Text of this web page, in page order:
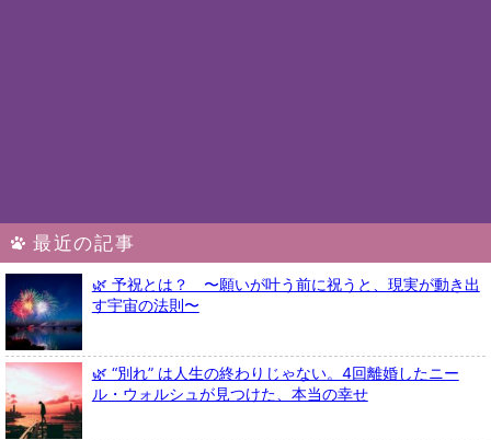
最近の記事
🌿 予祝とは？ 〜願いが叶う前に祝うと、現実が動き出
す宇宙の法則〜
🌿 “別れ” は人生の終わりじゃない。4回離婚したニー
ル・ウォルシュが見つけた、本当の幸せ